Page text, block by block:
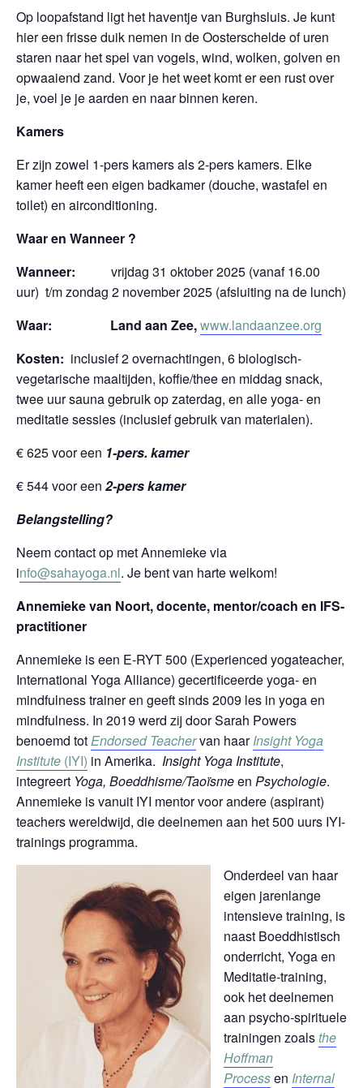
Op loopafstand ligt het haventje van Burghsluis. Je kunt
hier een frisse duik nemen in de Oosterschelde of uren
staren naar het spel van vogels, wind, wolken, golven en
opwaaiend zand. Voor je het weet komt er een rust over
je, voel je je aarden en naar binnen keren.
Kamers
Er zijn zowel 1-pers kamers als 2-pers kamers. Elke
kamer heeft een eigen badkamer (douche, wastafel en
toilet) en airconditioning.
Waar en Wanneer ?
Wanneer: vrijdag 31 oktober 2025 (vanaf 16.00
uur) t/m zondag 2 november 2025 (afsluiting na de lunch)
Waar: Land aan Zee,www.landaanzee.org
Kosten: inclusief 2 overnachtingen, 6 biologisch-
vegetarische maaltijden, koffie/thee en middag snack,
twee uur sauna gebruik op zaterdag, en alle yoga- en
meditatie sessies (inclusief gebruik van materialen).
€ 625 voor een 1-pers. kamer
€ 544 voor een 2-pers kamer
Belangstelling?
Neem contact op met Annemieke via
info@sahayoga.nl. Je bent van harte welkom!
Annemieke van Noort, docente, mentor/coach en IFS-
practitioner
Annemieke is een E-RYT 500 (Experienced yogateacher,
International Yoga Alliance) gecertificeerde yoga- en
mindfulness trainer en geeft sinds 2009 les in yoga en
mindfulness. In 2019 werd zij door Sarah Powers
benoemd totEndorsed Teachervan haarInsight Yoga
Institute (IYI) in Amerika. Insight Yoga Institute,
integreert Yoga, Boeddhisme/Taoïsmeen Psychologie.
Annemieke is vanuit IYI mentor voor andere (aspirant)
teachers wereldwijd, die deelnemen aan het 500 uurs IYI-
trainings programma.
Onderdeel van haar
eigen jarenlange
intensieve training, is
naast Boeddhistisch
onderricht, Yoga en
Meditatie-training,
ook het deelnemen
aan psycho-spirituele
trainingen zoalsthe
Hoffman
Processen Internal